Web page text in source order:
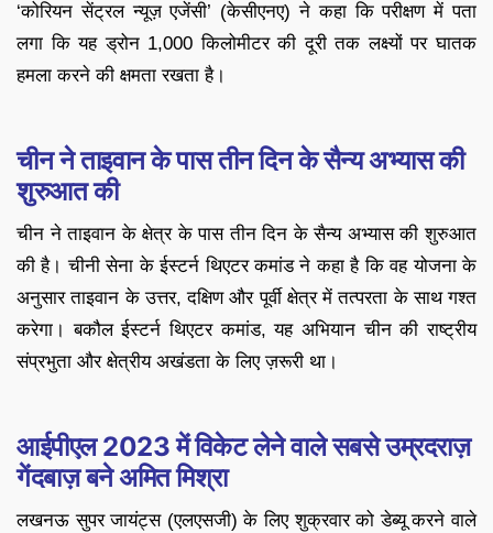
‘कोरियन सेंट्रल न्यूज़ एजेंसी’ (केसीएनए) ने कहा कि परीक्षण में पता
लगा कि यह ड्रोन 1,000 किलोमीटर की दूरी तक लक्ष्यों पर घातक
हमला करने की क्षमता रखता है।
चीन ने ताइवान के पास तीन दिन के सैन्य अभ्यास की
शुरुआत की
चीन ने ताइवान के क्षेत्र के पास तीन दिन के सैन्य अभ्यास की शुरुआत
की है। चीनी सेना के ईस्टर्न थिएटर कमांड ने कहा है कि वह योजना के
अनुसार ताइवान के उत्तर, दक्षिण और पूर्वी क्षेत्र में तत्परता के साथ गश्त
करेगा। बकौल ईस्टर्न थिएटर कमांड, यह अभियान चीन की राष्ट्रीय
संप्रभुता और क्षेत्रीय अखंडता के लिए ज़रूरी था।
आईपीएल 2023 में विकेट लेने वाले सबसे उम्रदराज़
गेंदबाज़ बने अमित मिश्रा
लखनऊ सुपर जायंट्स (एलएसजी) के लिए शुक्रवार को डेब्यू करने वाले